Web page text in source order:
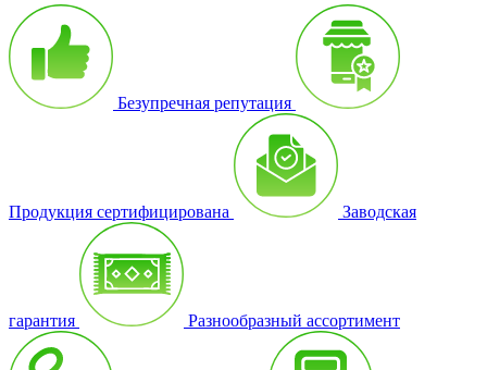
Безупречная репутация
Продукция сертифицирована Заводская
гарантия Разнообразный ассортимент